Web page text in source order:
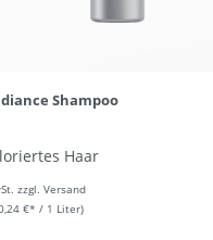
Shampoo
Haar
€* / 1 Liter)
zzgl. Versand